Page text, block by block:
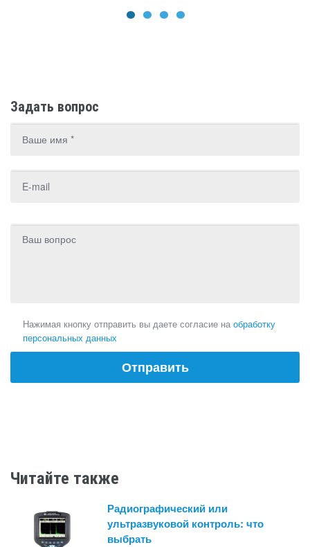
Задать вопрос
Нажимая кнопку отправить вы даете согласие на обработку
персональных данных
Читайте также
Радиографический или
ультразвуковой контроль: что
выбрать